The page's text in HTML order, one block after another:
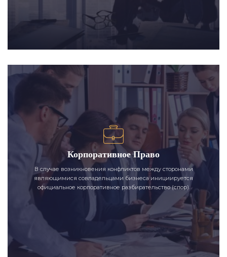
Корпоративное Право
В случае возникновения конфликтов между сторонами
являющимися совладельцами бизнеса инициируется
официальное корпоративное разбирательство (спор).